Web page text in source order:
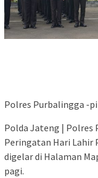
Polres Purbalingga -
Polda Jateng | Polres
Peringatan Hari Lahir
digelar di Halaman
pagi.